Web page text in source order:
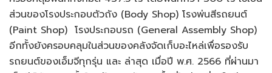
ส่วนของโรงประกอบตัวถัง (Body Shop) โรงพ่นสีรถยนต์
(Paint Shop) โรงประกอบรถ (General Assembly Shop)
อีกทั้งยังครอบคลุมในส่วนของคลังจัดเก็บอะไหล่เพื่อรองรับ
รถยนต์ของเอ็มจีทุกรุ่น และ ล่าสุด เมื่อปี พ.ศ. 2566 ที่ผ่านมา